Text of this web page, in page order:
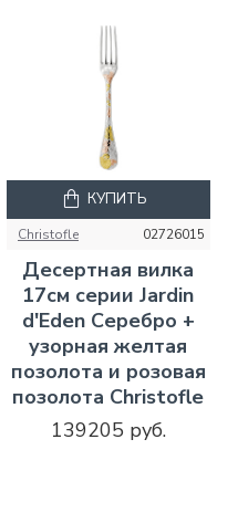
Christofle 02726015
Десертная вилка
17см серии Jardin
d'Eden Серебро +
узорная желтая
позолота и розовая
позолота Christofle
139205 руб.
КУПИТЬ